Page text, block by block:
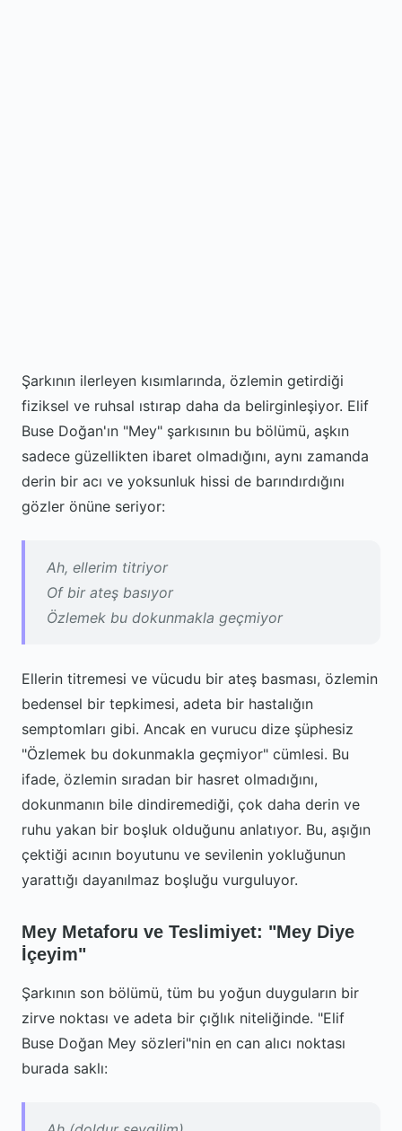
Şarkının ilerleyen kısımlarında, özlemin getirdiği
fiziksel ve ruhsal ıstırap daha da belirginleşiyor. Elif
Buse Doğan'ın "Mey" şarkısının bu bölümü, aşkın
sadece güzellikten ibaret olmadığını, aynı zamanda
derin bir acı ve yoksunluk hissi de barındırdığını
gözler önüne seriyor:
Ah, ellerim titriyor
Of bir ateş basıyor
Özlemek bu dokunmakla geçmiyor
Ellerin titremesi ve vücudu bir ateş basması, özlemin
bedensel bir tepkimesi, adeta bir hastalığın
semptomları gibi. Ancak en vurucu dize şüphesiz
"Özlemek bu dokunmakla geçmiyor" cümlesi. Bu
ifade, özlemin sıradan bir hasret olmadığını,
dokunmanın bile dindiremediği, çok daha derin ve
ruhu yakan bir boşluk olduğunu anlatıyor. Bu, aşığın
çektiği acının boyutunu ve sevilenin yokluğunun
yarattığı dayanılmaz boşluğu vurguluyor.
Mey Metaforu ve Teslimiyet: "Mey Diye
İçeyim"
Şarkının son bölümü, tüm bu yoğun duyguların bir
zirve noktası ve adeta bir çığlık niteliğinde. "Elif
Buse Doğan Mey sözleri"nin en can alıcı noktası
burada saklı: